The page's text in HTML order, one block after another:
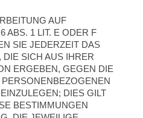
AUF
ABS. 1 LIT. E ODER F
SIE JEDERZEIT DAS
DIE SICH AUS IHRER
ERGEBEN, GEGEN DIE
DIES GILT
BESTIMMUNGEN